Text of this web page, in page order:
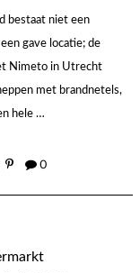
bestaat niet een
gave locatie; de
Nimeto in Utrecht
met brandnetels,
hele …
0